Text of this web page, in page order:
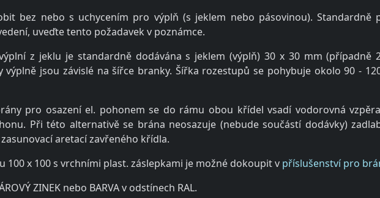
bez nebo s uchycením pro výplň (s jeklem nebo pásovinou). Standardně
uveďte tento požadavek v poznámce.
z jeklu je standardně dodávána s jeklem (výplň) 30 x 30 mm
výplně jsou závislé na šířce branky. Šířka rozestupů se pohybuje okolo 90 -
pro osazení el. pohonem se do rámu obou křídel vsadí vodorovná
Při této alternativě se brána neosazuje (nebude součástí dodávky)
aretací zavřeného křídla.
100 x 100 s vrchními plast. záslepkami je možné dokoupit v příslušenství pro
ZINEK nebo BARVA v odstínech RAL.